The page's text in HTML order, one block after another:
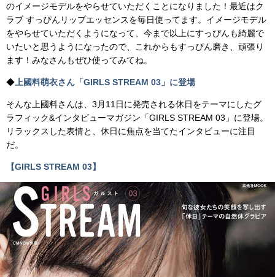
のイメージモデルをやらせていただくことになりました！最近はク
ラブ すっぴんリップエッセンスを毎日使ってます。イメージモデル
をやらせていただくようになって、今まで以上にすっぴんも綺麗で
いたいと思うようになったので、これからもすっぴん磨き、頑張り
ます！みなさんもぜひ使ってみてね。
◆ 上國料萌衣さん「GIRLS STREAM 03」に登場
そんな上國料さんは、3月11日に発売される休日をテーマにしたグ
ラフィック&インタビューマガジン「GIRLS STREAM 03」に登場。
リラックスした表情と、休日に焦点を当てたインタビューに注目
だ。
【GIRLS STREAM 03】